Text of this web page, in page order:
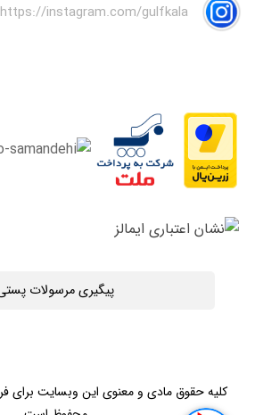
https://instagram.com/gulfkala
پیگیری مرسولات
کلیه حقوق مادی و معنوی این وبسایت برای